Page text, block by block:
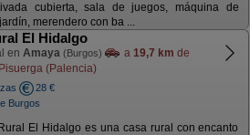
cubierta, sala de juegos, máquina de
merendero con ba ...
El Hidalgo
en Amaya (Burgos) a 19,7 km de
(Palencia)
28 €
Burgos
El Hidalgo es una casa rural con encanto